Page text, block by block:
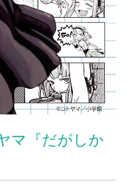
マ『だがしか